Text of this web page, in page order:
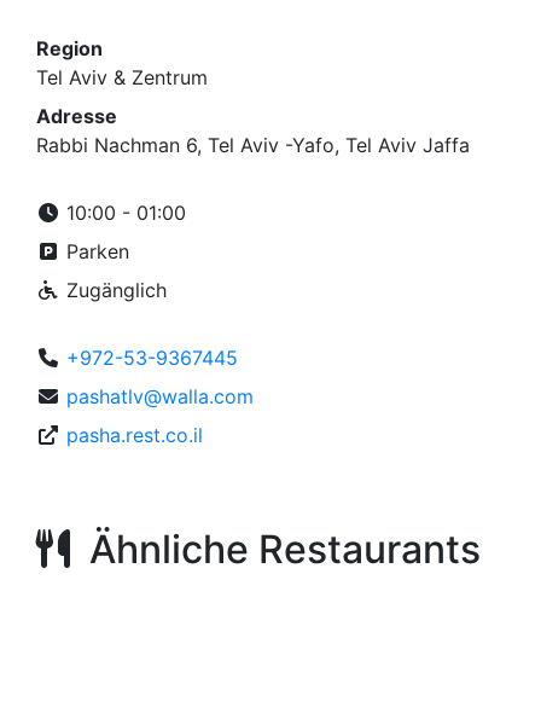
Region
Tel Aviv & Zentrum
Adresse
Rabbi Nachman 6, Tel Aviv -Yafo, Tel Aviv Jaffa
10:00 - 01:00
Parken
Zugänglich
+972-53-9367445
pashatlv@walla.com
pasha.rest.co.il
Ähnliche Restaurants